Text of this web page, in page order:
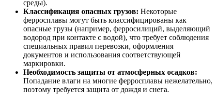
среды).
Классификация опасных грузов: Некоторые
ферросплавы могут быть классифицированы как
опасные грузы (например, ферросилиций, выделяющий
водород при контакте с водой), что требует соблюдения
специальных правил перевозки, оформления
документов и использования соответствующей
маркировки.
Необходимость защиты от атмосферных осадков:
Попадание влаги на многие ферросплавы нежелательно,
поэтому требуется защита от дождя и снега.